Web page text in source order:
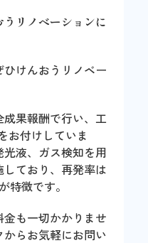
リノベーションに
けんおうリノベー
果報酬で行い、工
お付けしていま
液、ガス検知を用
ており、再発率は
特徴です。
も一切かかりませ
らお気軽にお問い